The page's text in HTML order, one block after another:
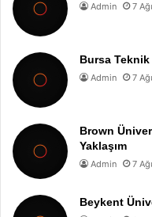
Admin 7
Bursa
Admin 7
Brown
Yaklaşım
Admin 7
Beykent